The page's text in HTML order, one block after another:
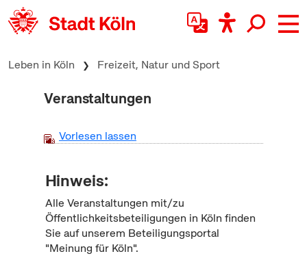
zum Inhalt springen
Leben in Köln Freizeit, Natur und Sport
Veranstaltungen
Vorlesen lassen
Hinweis:
Alle Veranstaltungen mit/zu
Öffentlichkeitsbeteiligungen in Köln finden
Sie auf unserem Beteiligungsportal
"Meinung für Köln".